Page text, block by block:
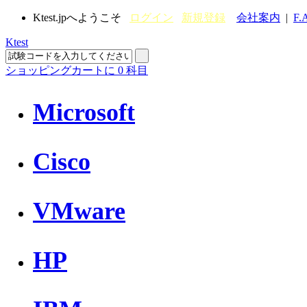
Ktest.jpへようこそ ログイン 新規登録 会社案内 |
Ktest
ショッピングカートに 0 科目
Microsoft
Cisco
VMware
HP